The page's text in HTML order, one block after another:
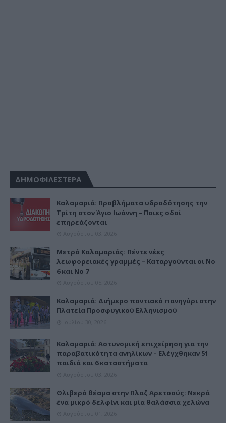
ΔΗΜΟΦΙΛΕΣΤΕΡΑ
Καλαμαριά: Προβλήματα υδροδότησης την
Τρίτη στον Άγιο Ιωάννη – Ποιες οδοί
επηρεάζονται
Μετρό Καλαμαριάς: Πέντε νέες
λεωφορειακές γραμμές – Καταργούνται οι Νο
6 και Νο 7
Καλαμαριά: Διήμερο ποντιακό πανηγύρι στην
Πλατεία Προσφυγικού Ελληνισμού
Καλαμαριά: Αστυνομική επιχείρηση για την
παραβατικότητα ανηλίκων – Ελέγχθηκαν 51
παιδιά και 6 καταστήματα
Θλιβερό θέαμα στην Πλαζ Αρετσούς: Νεκρά
ένα μικρό δελφίνι και μία θαλάσσια χελώνα